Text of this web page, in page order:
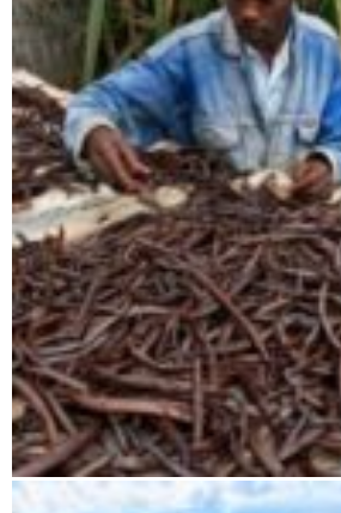
Nördliche Ostküste